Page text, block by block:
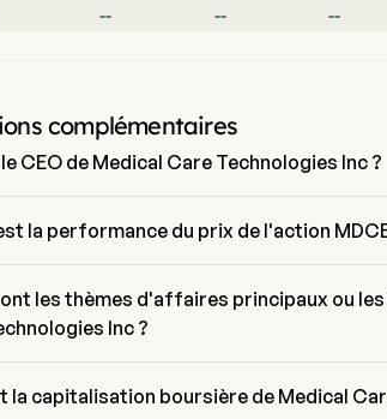
-- -- --
complémentaires
CEO de Medical Care Technologies Inc ?
depuis 2014.
la performance du prix de l'action
les thèmes d'affaires principaux ou
Inc ?
Health Care
la capitalisation boursière de Medical